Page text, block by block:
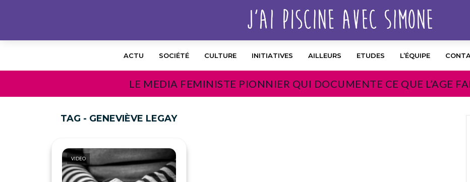
ACTU SOCIÉTÉ CULTURE INITIATIVES AILLEURS ETUDES L’ÉQUIPE
LE MEDIA FEMINISTE PIONNIER QUI DOCUMENTE CE QUE L’AGE
TAG - GENEVIÈVE LEGAY
VIDEO